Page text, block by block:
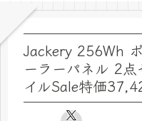
Jackery 256Wh
ーラーパネル 2点
イルSale特価